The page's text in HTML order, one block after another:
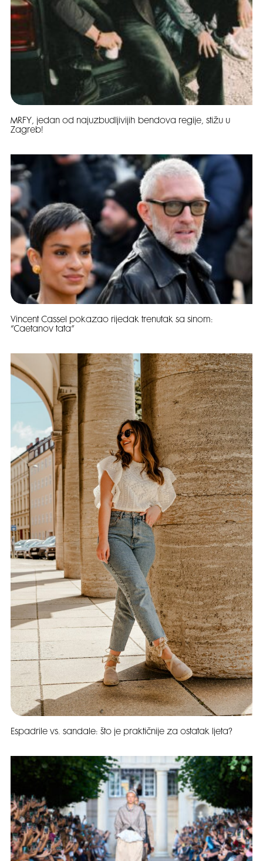
MRFY, jedan od najuzbudljivijih bendova regije, stižu u
Zagreb!
Vincent Cassel pokazao rijedak trenutak sa sinom:
“Caetanov tata”
Espadrile vs. sandale: što je praktičnije za ostatak ljeta?